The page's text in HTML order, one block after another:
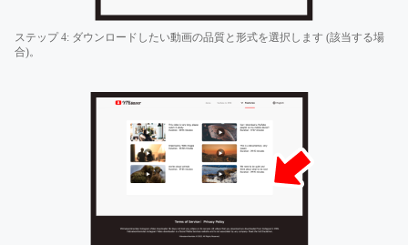
ステップ 4: ダウンロードしたい動画の品質と形式を選択します (該当する場
合)。